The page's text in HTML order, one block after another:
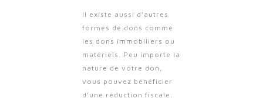
Il existe aussi d’autres
formes de dons comme
les dons immobiliers ou
matériels. Peu importe la
nature de votre don,
vous pouvez bénéficier
d’une réduction fiscale.